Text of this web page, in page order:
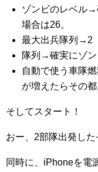
ゾンビのレベル
場合は26。
最大出兵隊列→2
隊列→確実にゾ
自動で使う車隊
が増えたらその
そしてスタート！
おー、2部隊出発した
同時に、iPhoneを電